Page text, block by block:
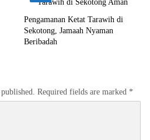
Pengamanan Ketat Tarawih di
Sekotong, Jamaah Nyaman
Beribadah
Required fields are marked *